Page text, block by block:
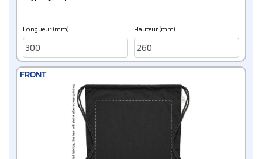
Longueur (mm) Hauteur (mm)
FRONT